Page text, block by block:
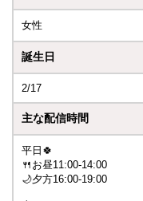
女性
誕生日
2/17
主な配信時間
平日🍀
🍴お昼11:00-14:00
🌙夕方16:00-19:00